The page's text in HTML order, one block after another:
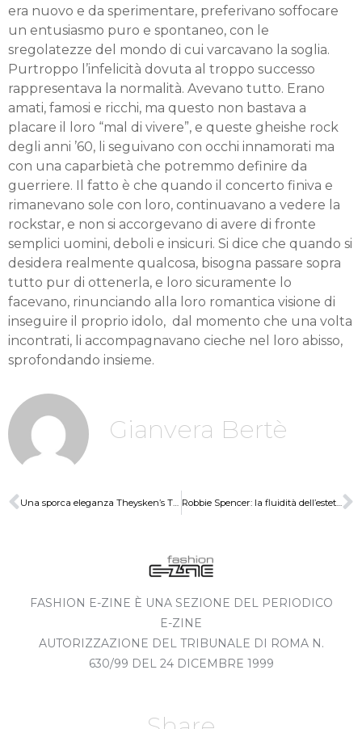
era nuovo e da sperimentare, preferivano soffocare
un entusiasmo puro e spontaneo, con le
sregolatezze del mondo di cui varcavano la soglia.
Purtroppo l’infelicità dovuta al troppo successo
rappresentava la normalità. Avevano tutto. Erano
amati, famosi e ricchi, ma questo non bastava a
placare il loro “mal di vivere”, e queste gheishe rock
degli anni ’60, li seguivano con occhi innamorati ma
con una caparbietà che potremmo definire da
guerriere. Il fatto è che quando il concerto finiva e
rimanevano sole con loro, continuavano a vedere la
rockstar, e non si accorgevano di avere di fronte
semplici uomini, deboli e insicuri. Si dice che quando si
desidera realmente qualcosa, bisogna passare sopra
tutto pur di ottenerla, e loro sicuramente lo
facevano, rinunciando alla loro romantica visione di
inseguire il proprio idolo, dal momento che una volta
incontrati, li accompagnavano cieche nel loro abisso,
sprofondando insieme.
Gianvera Bertè
Robbie Spencer: la fluidità dell’estetica
FASHION E-ZINE È UNA SEZIONE DEL PERIODICO
E-ZINE
AUTORIZZAZIONE DEL TRIBUNALE DI ROMA N.
630/99 DEL 24 DICEMBRE 1999